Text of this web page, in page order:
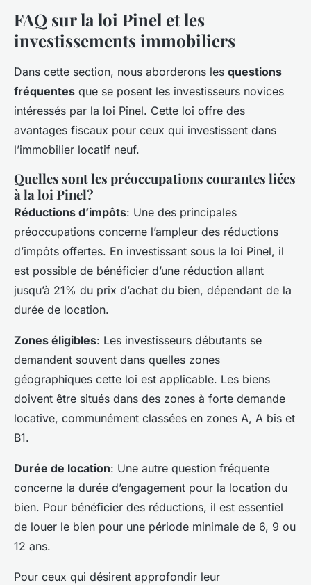
FAQ sur la loi Pinel et les
investissements immobiliers
Dans cette section, nous aborderons les questions
fréquentes que se posent les investisseurs novices
intéressés par la loi Pinel. Cette loi offre des
avantages fiscaux pour ceux qui investissent dans
l’immobilier locatif neuf.
Quelles sont les préoccupations courantes liées
à la loi Pinel?
Réductions d’impôts: Une des principales
préoccupations concerne l’ampleur des réductions
d’impôts offertes. En investissant sous la loi Pinel, il
est possible de bénéficier d’une réduction allant
jusqu’à 21% du prix d’achat du bien, dépendant de la
durée de location.
Zones éligibles: Les investisseurs débutants se
demandent souvent dans quelles zones
géographiques cette loi est applicable. Les biens
doivent être situés dans des zones à forte demande
locative, communément classées en zones A, A bis et
B1.
Durée de location: Une autre question fréquente
concerne la durée d’engagement pour la location du
bien. Pour bénéficier des réductions, il est essentiel
de louer le bien pour une période minimale de 6, 9 ou
12 ans.
Pour ceux qui désirent approfondir leur